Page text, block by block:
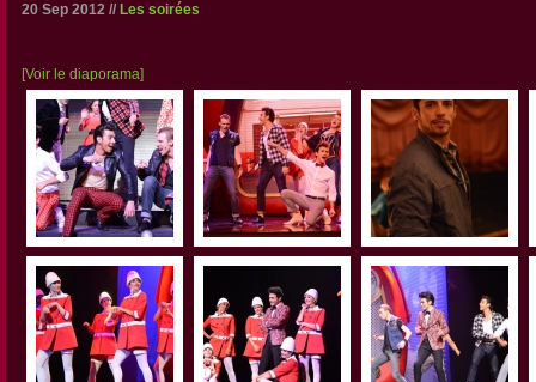
20 Sep 2012 // Les soirées
[Voir le diaporama]